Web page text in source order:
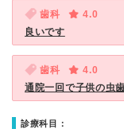
歯科
4.0
良いです
歯科
4.0
通院一回で子供の虫
診療科目：